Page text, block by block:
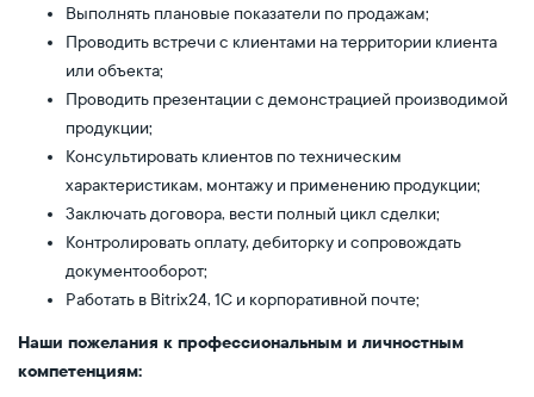
Выполнять плановые показатели по продажам;
Проводить встречи с клиентами на территории клиента
или объекта;
Проводить презентации с демонстрацией производимой
продукции;
Консультировать клиентов по техническим
характеристикам, монтажу и применению продукции;
Заключать договора, вести полный цикл сделки;
Контролировать оплату, дебиторку и сопровождать
документооборот;
Работать в Bitrix24, 1С и корпоративной почте;
Наши пожелания к профессиональным и личностным
компетенциям: